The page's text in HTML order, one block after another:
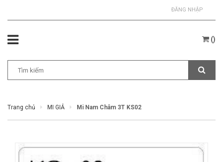
ĐĂNG NHẬP
()
Trang chủ MI GIẢ Mi Nam Châm 3T KS02